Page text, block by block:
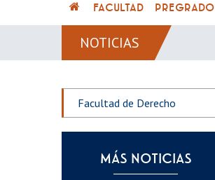
FACULTAD PREGRADO
NOTICIAS
Facultad de Derecho
MÁS NOTICIAS